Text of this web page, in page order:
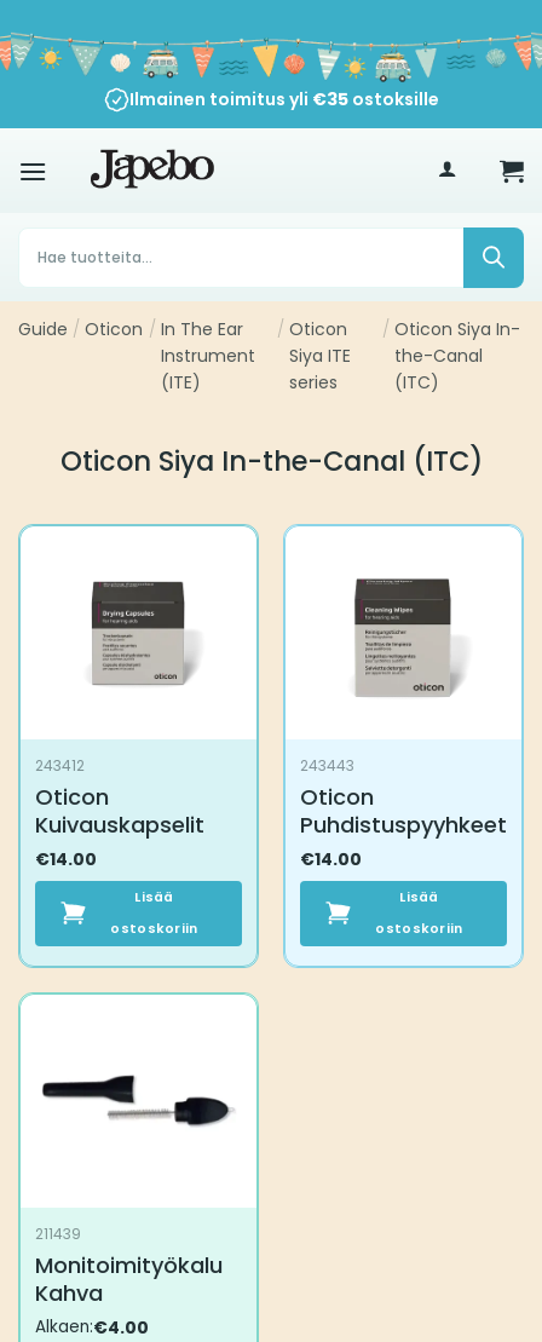
sisältöön
Ilmainen toimitus yli €35ostoksille
Products
search
Guide / Oticon / In The Ear
Instrument
(ITE)
/ Oticon
Siya ITE
series
/ Oticon Siya In-
the-Canal
(ITC)
Oticon Siya In-the-Canal (ITC)
243412
Oticon
Kuivauskapselit
€14.00
Lisää
ostoskoriin
243443
Oticon
Puhdistuspyyhkeet
€14.00
Lisää
ostoskoriin
211439
Monitoimityökalu
Kahva
Alkaen:€4.00